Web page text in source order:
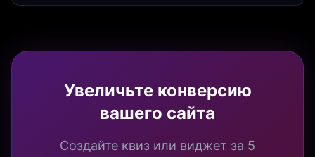
Увеличьте конверсию
вашего сайта
Создайте квиз или виджет за 5